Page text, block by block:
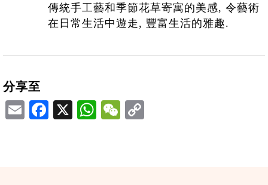
傳統手工藝和季節花草寄寓的美感, 令藝術
在日常生活中遊走, 豐富生活的雅趣.
分享至
EmailFacebook
X WhatsApp
WeChat